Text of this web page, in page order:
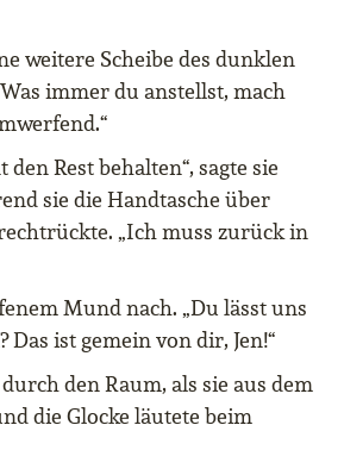
weitere Scheibe des dunklen
immer du anstellst, mach
Rest behalten“, sagte sie
sie die Handtasche über
„Ich muss zurück in
Mund nach. „Du lässt uns
Das ist gemein von dir, Jen!“
den Raum, als sie aus dem
die Glocke läutete beim